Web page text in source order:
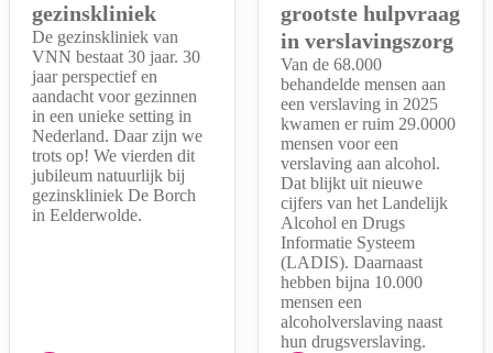
gezinskliniek
De gezinskliniek van
VNN bestaat 30 jaar. 30
jaar perspectief en
aandacht voor gezinnen
in een unieke setting in
Nederland. Daar zijn we
trots op! We vierden dit
jubileum natuurlijk bij
gezinskliniek De Borch
in Eelderwolde.
grootste hulpvraag
in verslavingszorg
Van de 68.000
behandelde mensen aan
een verslaving in 2025
kwamen er ruim 29.0000
mensen voor een
verslaving aan alcohol.
Dat blijkt uit nieuwe
cijfers van het Landelijk
Alcohol en Drugs
Informatie Systeem
(LADIS). Daarnaast
hebben bijna 10.000
mensen een
alcoholverslaving naast
hun drugsverslaving.